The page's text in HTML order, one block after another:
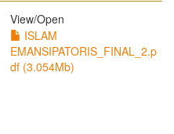
View/Open
ISLAM
EMANSIPATORIS_FINAL_2.p
df (3.054Mb)